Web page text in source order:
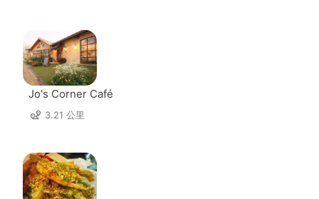
Jo's Corner Café
3.21 公里